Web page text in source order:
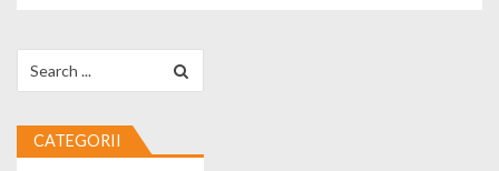
CATEGORII